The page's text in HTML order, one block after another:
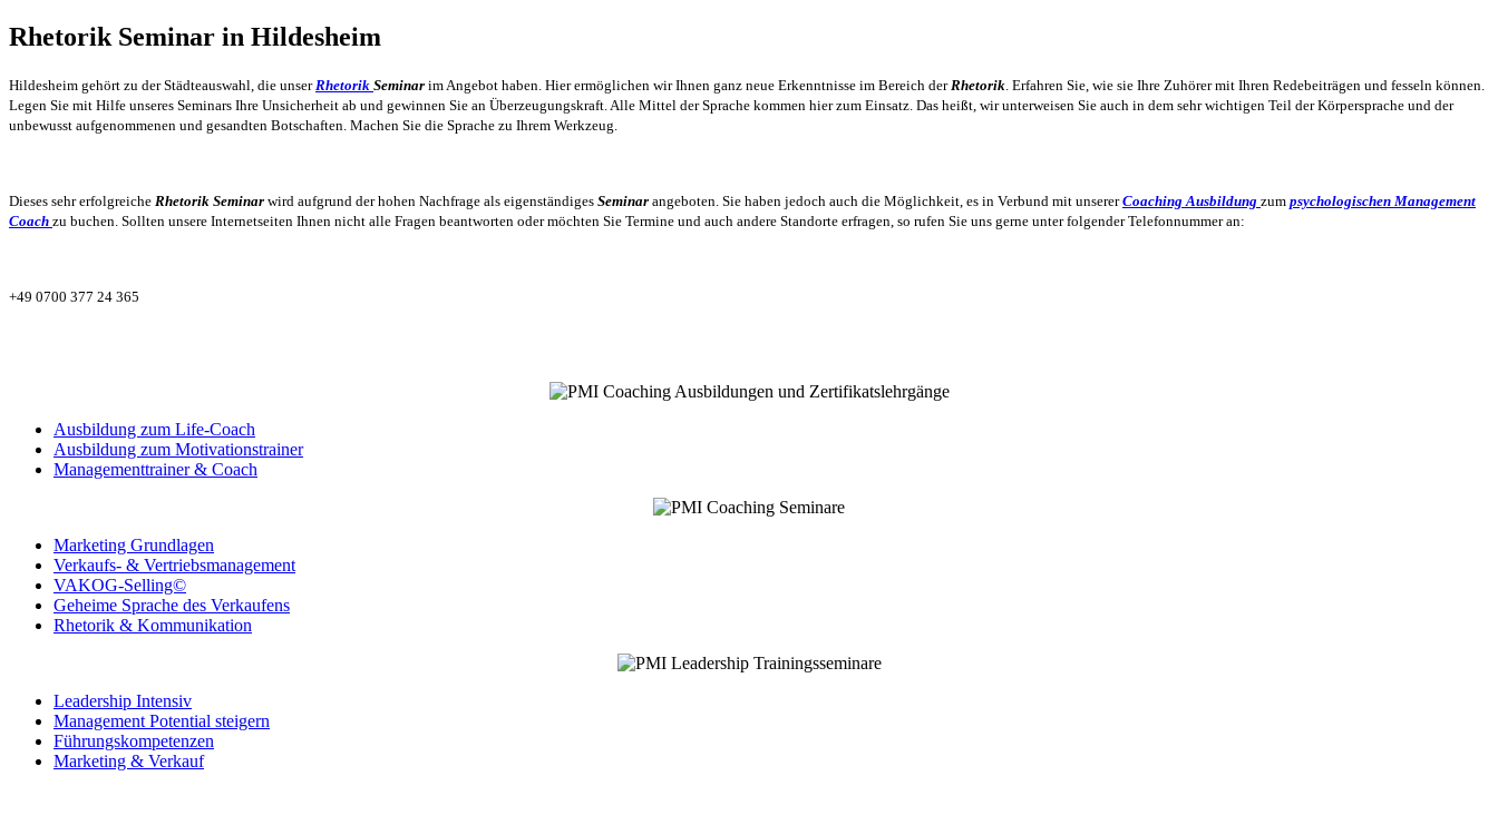
Rhetorik Seminar in Hildesheim
Hildesheim gehört zu der Städteauswahl, die unser Rhetorik Seminar im Angebot haben. Hier ermöglichen wir Ihnen ganz neue Erkenntnisse im Bereich der Rhetorik . Erfahren Sie, wie sie Ihre Zuhörer mit Ihren Redebeiträgen und fesseln können.
Legen Sie mit Hilfe unseres Seminars Ihre Unsicherheit ab und gewinnen Sie an Überzeugungskraft. Alle Mittel der Sprache kommen hier zum Einsatz. Das heißt, wir unterweisen Sie auch in dem sehr wichtigen Teil der Körpersprache und der
unbewusst aufgenommenen und gesandten Botschaften. Machen Sie die Sprache zu Ihrem Werkzeug.
Dieses sehr erfolgreiche Rhetorik Seminar wird aufgrund der hohen Nachfrage als eigenständiges Seminar angeboten. Sie haben jedoch auch die Möglichkeit, es in Verbund mit unsererCoaching Ausbildung zum psychologischen Management
Coach zu buchen. Sollten unsere Internetseiten Ihnen nicht alle Fragen beantworten oder möchten Sie Termine und auch andere Standorte erfragen, so rufen Sie uns gerne unter folgender Telefonnummer an:
+49 0700 377 24 365
Ausbildung zum Life-Coach
Ausbildung zum Motivationstrainer
Managementtrainer & Coach
Marketing Grundlagen
Verkaufs- & Vertriebsmanagement
VAKOG-Selling©
Geheime Sprache des Verkaufens
Rhetorik & Kommunikation
Leadership Intensiv
Management Potential steigern
Führungskompetenzen
Marketing & Verkauf